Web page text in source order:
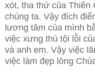
xót, tha thứ của Thiên
chúng ta. Vậy đích
lương tâm của mình
việc xưng thú tội lỗi
và anh em. Vậy việc
việc làm đẹp lòng